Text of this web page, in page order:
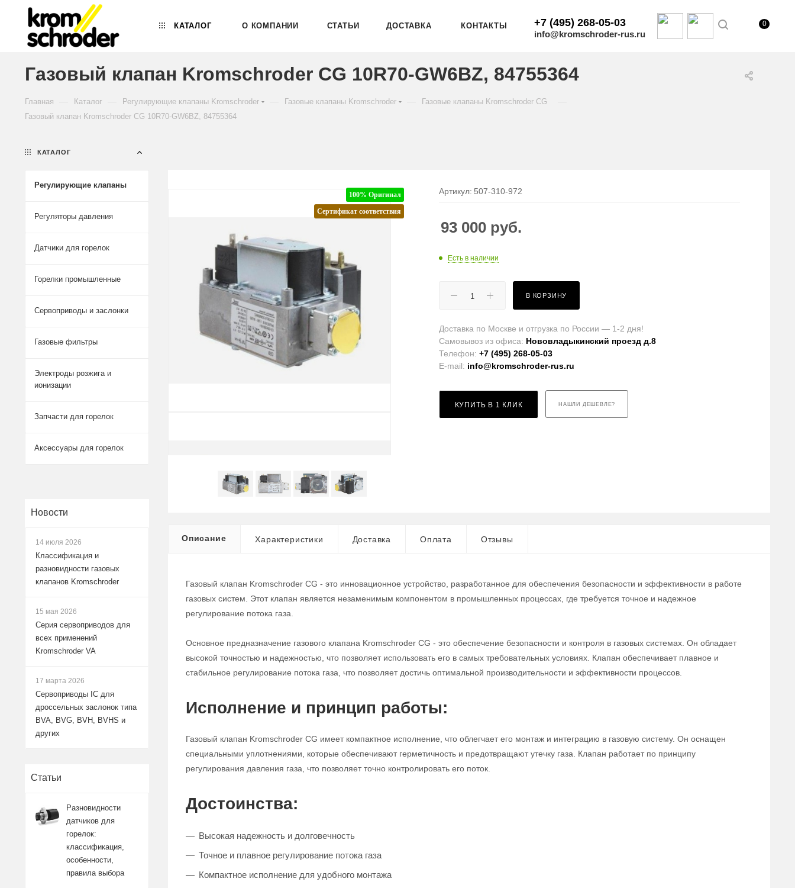
КАТАЛОГ О КОМПАНИИ СТАТЬИ ДОСТАВКА КОНТАКТЫ +7 (495) 268-05-03
info@kromschroder-rus.ru
0
Газовый клапан Kromschroder CG 10R70-GW6BZ, 84755364
Главная Каталог Регулирующие клапаны Kromschroder Газовые клапаны Kromschroder Газовые клапаны Kromschroder CG
Газовый клапан Kromschroder CG 10R70-GW6BZ, 84755364
100% Оригинал
Сертификат соответствия
Артикул: 507-310-972
93 000 руб.
Есть в наличии
В КОРЗИНУ
Доставка по Москве и отгрузка по России — 1-2 дня!
Самовывоз из офиса: Нововладыкинский проезд д.8
Телефон:+7 (495) 268-05-03
E-mail: info@kromschroder-rus.ru
КУПИТЬ В 1 КЛИК НАШЛИ ДЕШЕВЛЕ?
Описание Характеристики Доставка Оплата Отзывы
Газовый клапан Kromschroder CG - это инновационное устройство, разработанное для обеспечения безопасности и эффективности в работе
газовых систем. Этот клапан является незаменимым компонентом в промышленных процессах, где требуется точное и надежное
регулирование потока газа.
Основное предназначение газового клапана Kromschroder CG - это обеспечение безопасности и контроля в газовых системах. Он обладает
высокой точностью и надежностью, что позволяет использовать его в самых требовательных условиях. Клапан обеспечивает плавное и
стабильное регулирование потока газа, что позволяет достичь оптимальной производительности и эффективности процессов.
Исполнение и принцип работы:
Газовый клапан Kromschroder CG имеет компактное исполнение, что облегчает его монтаж и интеграцию в газовую систему. Он оснащен
специальными уплотнениями, которые обеспечивают герметичность и предотвращают утечку газа. Клапан работает по принципу
регулирования давления газа, что позволяет точно контролировать его поток.
Достоинства:
Высокая надежность и долговечность
Точное и плавное регулирование потока газа
Компактное исполнение для удобного монтажа
КАТАЛОГ
Регулирующие клапаны
Регуляторы давления
Датчики для горелок
Горелки промышленные
Сервоприводы и заслонки
Газовые фильтры
Электроды розжига и
ионизации
Запчасти для горелок
Аксессуары для горелок
Новости
14 июля 2026
Классификация и
разновидности газовых
клапанов Kromschroder
15 мая 2026
Серия сервоприводов для
всех применений
Kromschroder VA
17 марта 2026
Сервоприводы IC для
дроссельных заслонок типа
BVA, BVG, BVH, BVHS и
других
Статьи
Разновидности
датчиков для
горелок:
классификация,
особенности,
правила выбора